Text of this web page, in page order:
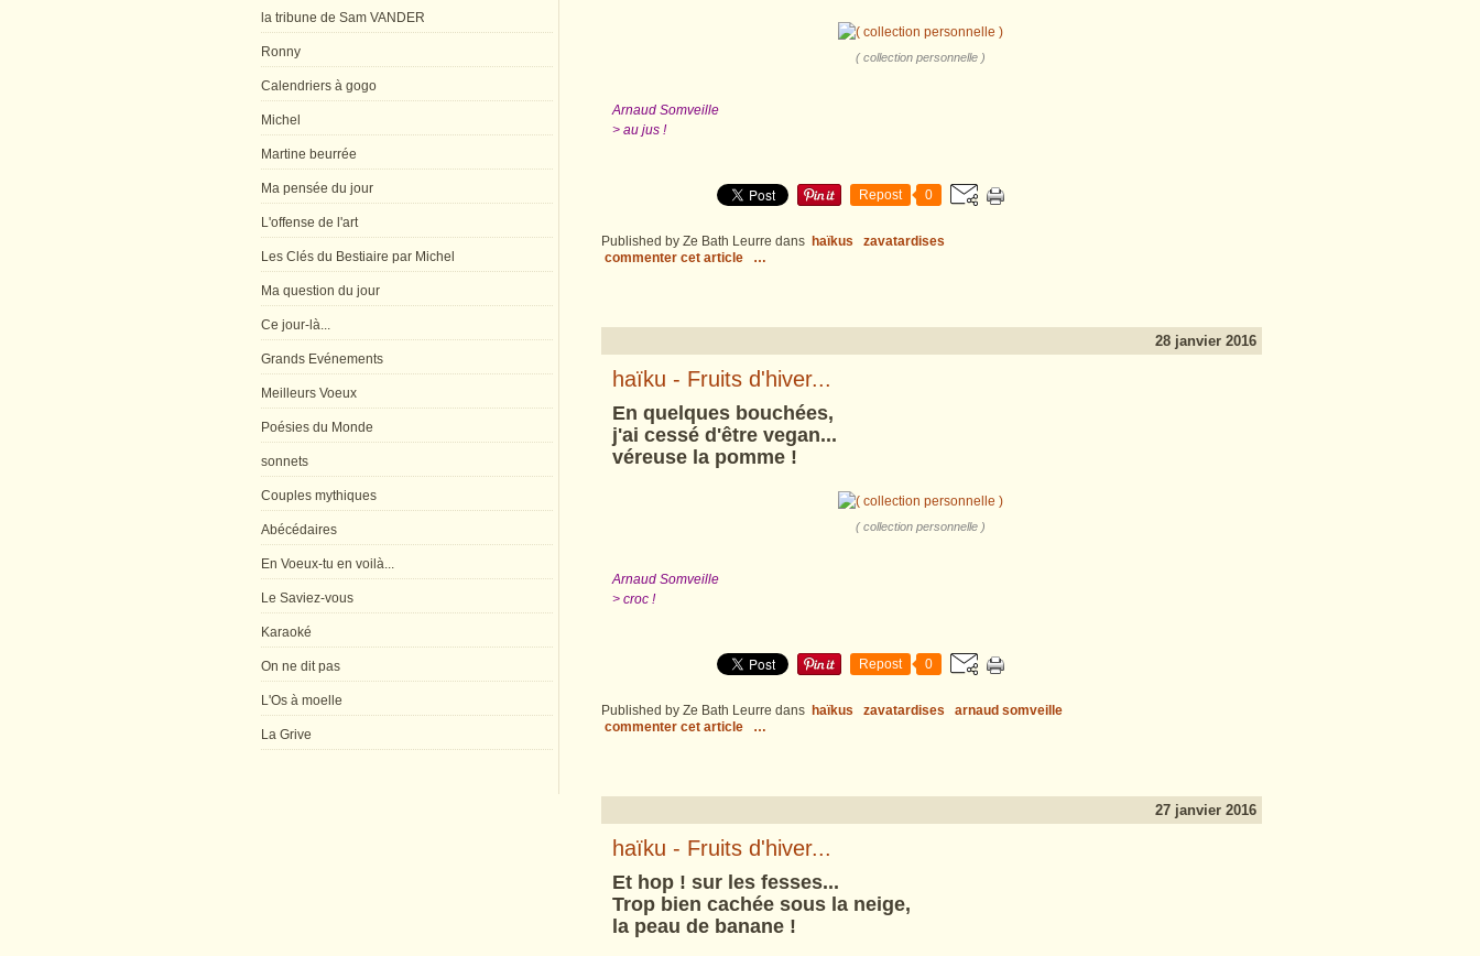
la tribune de Sam VANDER
Ronny
Calendriers à gogo
Michel
Martine beurrée
Ma pensée du jour
L'offense de l'art
Les Clés du Bestiaire par Michel
Ma question du jour
Ce jour-là...
Grands Evénements
Meilleurs Voeux
Poésies du Monde
sonnets
Couples mythiques
Abécédaires
En Voeux-tu en voilà...
Le Saviez-vous
Karaoké
On ne dit pas
L'Os à moelle
La Grive
( collection personnelle )
Arnaud Somveille
> au jus !
Repost 0
Published by Ze Bath Leurre dans haïkus
zavatardises
commenter cet article
…
28 janvier 2016
haïku - Fruits d'hiver...
En quelques bouchées,
j'ai cessé d'être vegan...
véreuse la pomme !
( collection personnelle )
Arnaud Somveille
> croc !
Repost 0
Published by Ze Bath Leurre dans haïkus zavatardises
arnaud somveille
commenter cet article
…
27 janvier 2016
haïku - Fruits d'hiver...
Et hop ! sur les fesses...
Trop bien cachée sous la neige,
la peau de banane !